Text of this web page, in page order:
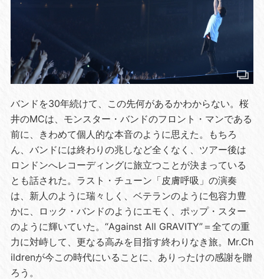
バンドを30年続けて、この先何があるかわからない。桜
井のMCは、モンスター・バンドのフロント・マンである
前に、きわめて個人的な本音のように思えた。もちろ
ん、バンドには終わりの兆しなど全くなく、ツアー後は
ロンドンへレコーディングに旅立つことが決まっている
とも話された。ラスト・チューン「皮膚呼吸」の演奏
は、新人のように瑞々しく、ベテランのように包容力豊
かに、ロック・バンドのようにエモく、ポップ・スター
のように輝いていた。“Against All GRAVITY”＝全ての重
力に対峙して、更なる高みを目指す終わりなき旅。Mr.Ch
ildrenが今この時代にいることに、ありったけの感謝を贈
ろう。